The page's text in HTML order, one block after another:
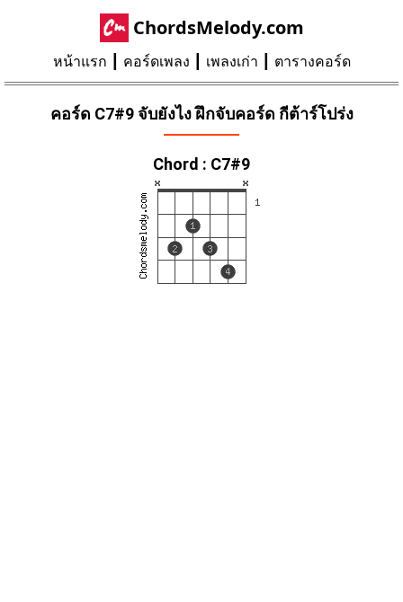
ChordsMelody.com
หน้าแรก คอร์ดเพลง เพลงเก่า ตารางคอร์ด
คอร์ด C7#9 จับยังไง ฝึกจับคอร์ด กีต้าร์โปร่ง
Chord : C7#9